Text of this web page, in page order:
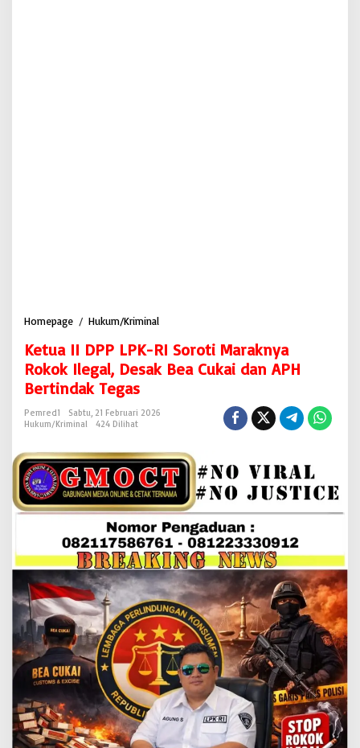
Homepage / Hukum/Kriminal
t
u
a
I
P
L
P
K
-
R
I
S
o
r
o
t
i
M
a
r
a
k
n
a
Ketua II DPP LPK-RI Soroti Maraknya
Rokok Ilegal, Desak Bea Cukai dan APH
Bertindak Tegas
Pemred1
Sabtu, 21 Februari 2026
Hukum/Kriminal
424 Dilihat